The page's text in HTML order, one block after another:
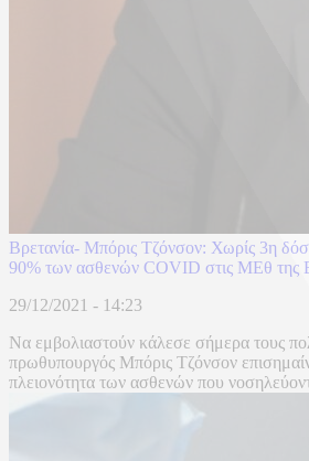
Βρετανία- Μπόρις Τζόνσον: Χωρίς 3η
90% των ασθενών COVID στις ΜΕθ της
29/12/2021 - 14:23
Να εμβολιαστούν κάλεσε σήμερα τους
πρωθυπουργός Μπόρις Τζόνσον
πλειονότητα των ασθενών που